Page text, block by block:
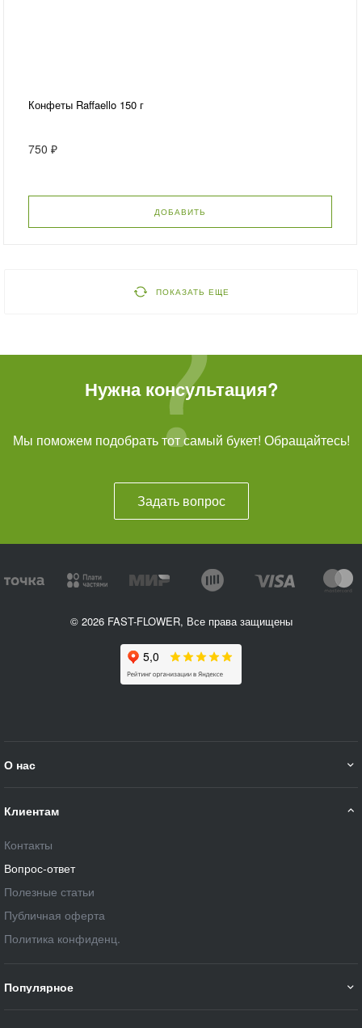
Конфеты Raffaello 150 г
750 ₽
ДОБАВИТЬ
ПОКАЗАТЬ ЕЩЕ
Нужна консультация?
Мы поможем подобрать тот самый букет! Обращайтесь!
Задать вопрос
© 2026 FAST-FLOWER, Все права защищены
О нас
Клиентам
Контакты
Вопрос-ответ
Полезные статьи
Публичная оферта
Политика конфиденц.
Популярное